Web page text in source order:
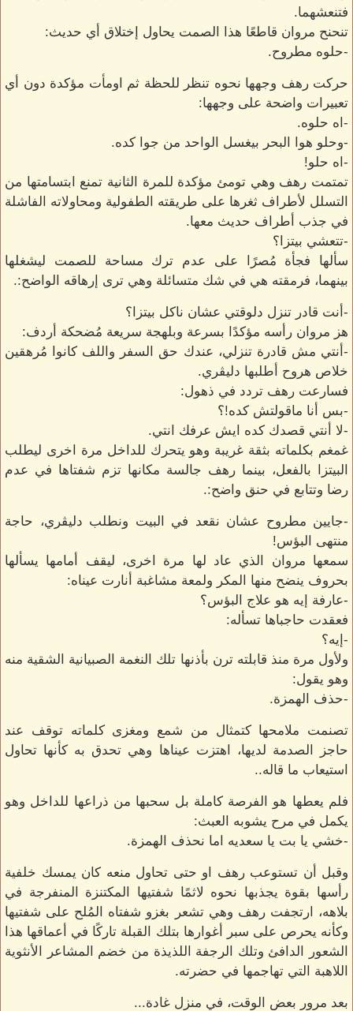
فتنعشهما.
تنحنح مروان قاطعًا هذا الصمت يحاول إختلاق أي حديث:
-حلوه مطروح.
حركت رهف وجهها نحوه تنظر للحظة ثم اومأت مؤكدة دون أي
تعبيرات واضحة على وجهها:
-اه حلوه.
-وحلو هوا البحر بيغسل الواحد من جوا كده.
-اه حلو!
تمتمت رهف وهي تومئ مؤكدة للمرة الثانية تمنع ابتسامتها من
التسلل لأطراف ثغرها على طريقته الطفولية ومحاولاته الفاشلة
في جذب أطراف حديث معها.
-تتعشي بيتزا؟
سألها فجأة مُصرًا على عدم ترك مساحة للصمت ليشغلها
بينهما، فرمقته هي في شك متسائلة وهي ترى إرهاقه الواضح:.
-أنت قادر تنزل دلوقتي عشان ناكل بيتزا؟
هز مروان رأسه مؤكدًا بسرعة وبلهجة سريعة مُضحكة أردف:
-أنتي مش قادرة تنزلي، عندك حق السفر واللف كانوا مُرهقين
خلاص هروح أطلبها دليڤري.
فسارعت رهف تردد في ذهول:
-بس أنا ماقولتش كده!؟
-لا أنتي قصدك كده ايش عرفك انتي.
غمغم بكلماته بثقة غريبة وهو يتحرك للداخل مرة اخرى ليطلب
البيتزا بالفعل، بينما رهف جالسة مكانها تزم شفتاها في عدم
رضا وتتابع في حنق واضح:.
-جايين مطروح عشان نقعد في البيت ونطلب دليڤري، حاجة
منتهى البؤس!
سمعها مروان الذي عاد لها مرة اخرى، ليقف أمامها يسألها
بحروف ينضح منها المكر ولمعة مشاغبة أنارت عيناه:
-عارفة إيه هو علاج البؤس؟
فعقدت حاجباها تسأله:
-إيه؟
ولأول مرة منذ قابلته ترن بأذنها تلك النغمة الصبيانية الشقية منه
وهو يقول:
-حذف الهمزة.
تصنمت ملامحها كتمثال من شمع ومغزى كلماته توقف عند
حاجز الصدمة لديها، اهتزت عيناها وهي تحدق به كأنها تحاول
استيعاب ما قاله..
فلم يعطها هو الفرصة كاملة بل سحبها من ذراعها للداخل وهو
يكمل في مرح يشوبه العبث:
-خشي يا بت يا سعديه اما نحذف الهمزة.
وقبل أن تستوعب رهف او حتى تحاول منعه كان يمسك خلفية
رأسها بقوة يجذبها نحوه لاثمًا شفتيها المكتنزة المنفرجة في
بلاهه، ارتجفت رهف وهي تشعر بغزو شفتاه المُلح على شفتيها
وكأنه يحرص على سبر أغوارها بتلك القبلة تاركًا في أعماقها هذا
الشعور الدافئ وتلك الرجفة اللذيذة من خضم المشاعر الأنثوية
اللاهبة التي تهاجمها في حضرته.
بعد مرور بعض الوقت، في منزل غادة...